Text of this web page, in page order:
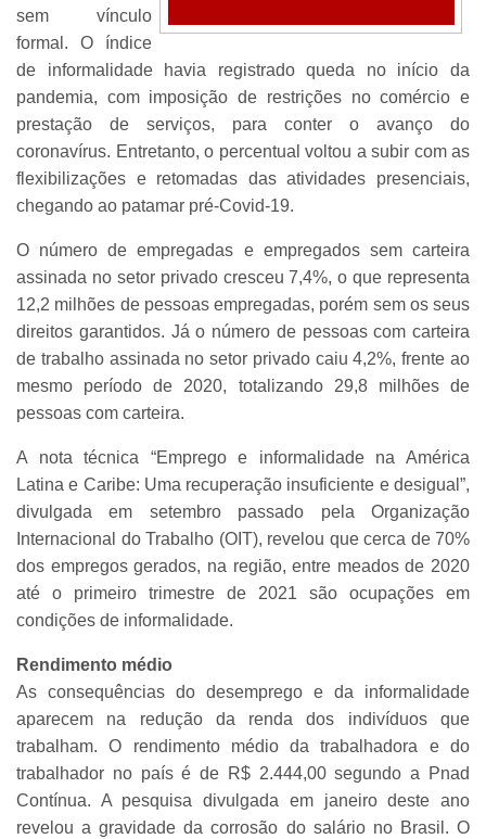
sem vínculo
formal. O índice
de informalidade havia registrado queda no início da
pandemia, com imposição de restrições no comércio e
prestação de serviços, para conter o avanço do
coronavírus. Entretanto, o percentual voltou a subir com as
flexibilizações e retomadas das atividades presenciais,
chegando ao patamar pré-Covid-19.
O número de empregadas e empregados sem carteira
assinada no setor privado cresceu 7,4%, o que representa
12,2 milhões de pessoas empregadas, porém sem os seus
direitos garantidos. Já o número de pessoas com carteira
de trabalho assinada no setor privado caiu 4,2%, frente ao
mesmo período de 2020, totalizando 29,8 milhões de
pessoas com carteira.
A nota técnica “Emprego e informalidade na América
Latina e Caribe: Uma recuperação insuficiente e desigual”,
divulgada em setembro passado pela Organização
Internacional do Trabalho (OIT), revelou que cerca de 70%
dos empregos gerados, na região, entre meados de 2020
até o primeiro trimestre de 2021 são ocupações em
condições de informalidade.
Rendimento médio
As consequências do desemprego e da informalidade
aparecem na redução da renda dos indivíduos que
trabalham. O rendimento médio da trabalhadora e do
trabalhador no país é de R$ 2.444,00 segundo a Pnad
Contínua. A pesquisa divulgada em janeiro deste ano
revelou a gravidade da corrosão do salário no Brasil. O